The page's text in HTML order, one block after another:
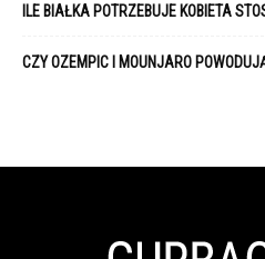
ILE BIAŁKA POTRZEBUJE KOBIETA
CZY OZEMPIC I MOUNJARO